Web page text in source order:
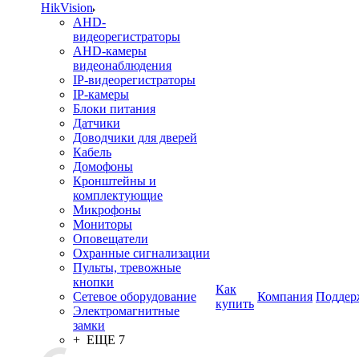
HikVision
AHD-
видеорегистраторы
AHD-камеры
видеонаблюдения
IP-видеорегистраторы
IP-камеры
Блоки питания
Датчики
Доводчики для дверей
Кабель
Домофоны
Кронштейны и
комплектующие
Микрофоны
Мониторы
Оповещатели
Охранные сигнализации
Пульты, тревожные
кнопки
Сетевое оборудование
Электромагнитные
замки
+ ЕЩЕ 7
Как
купить
Компания